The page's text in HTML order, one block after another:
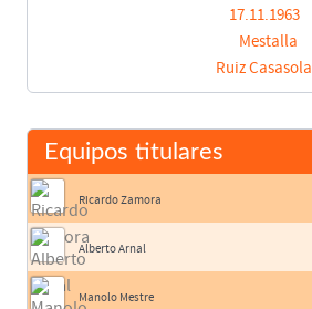
17.11.1963
Mestalla
Ruiz Casasola
Equipos titulares
Ricardo Zamora
Alberto Arnal
Manolo Mestre